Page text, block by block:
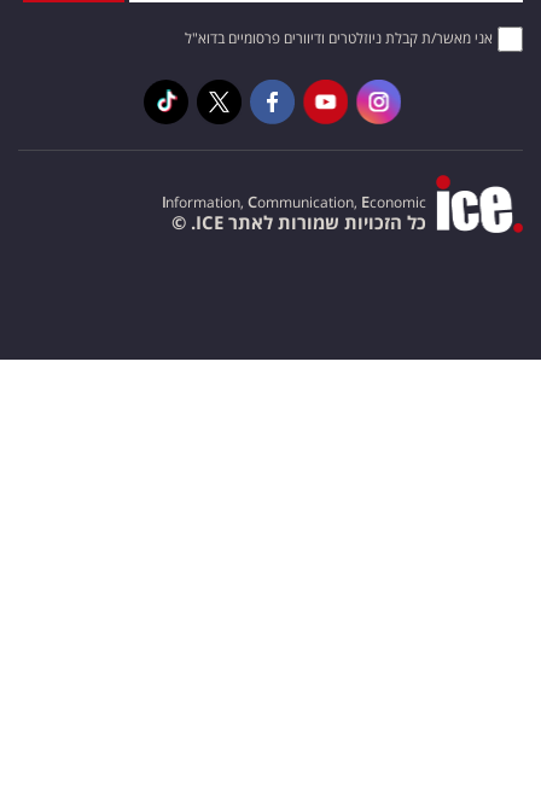
אני מאשר/ת קבלת ניוזלטרים ודיוורים פרסומיים בדוא"ל
Information, Communication, Economic
כל הזכויות שמורות לאתר ICE. ©